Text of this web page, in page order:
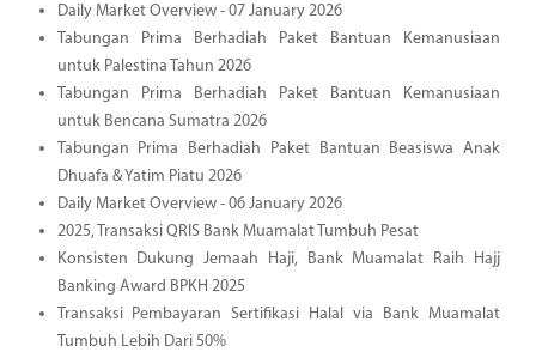
Daily Market Overview - 07 January 2026
Tabungan Prima Berhadiah Paket Bantuan Kemanusiaan
untuk Palestina Tahun 2026
Tabungan Prima Berhadiah Paket Bantuan Kemanusiaan
untuk Bencana Sumatra 2026
Tabungan Prima Berhadiah Paket Bantuan Beasiswa Anak
Dhuafa & Yatim Piatu 2026
Daily Market Overview - 06 January 2026
2025, Transaksi QRIS Bank Muamalat Tumbuh Pesat
Konsisten Dukung Jemaah Haji, Bank Muamalat Raih Hajj
Banking Award BPKH 2025
Transaksi Pembayaran Sertifikasi Halal via Bank Muamalat
Tumbuh Lebih Dari 50%